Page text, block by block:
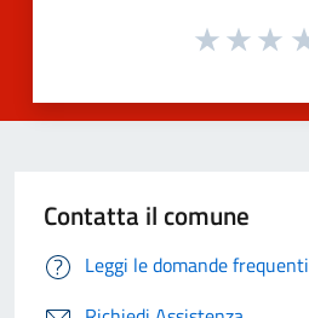
Contatta il comune
Leggi le domande frequenti